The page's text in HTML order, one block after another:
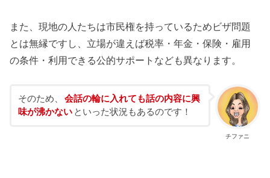
また、現地の人たちは市民権を持っているためビザ問題
とは無縁ですし、立場が違えば税率・年金・保険・雇用
の条件・利用できる公的サポートなども異なります。
チファニ
そのため、
会話の輪に入れても話の内容に興
味が沸かない といった状況もあるのです！